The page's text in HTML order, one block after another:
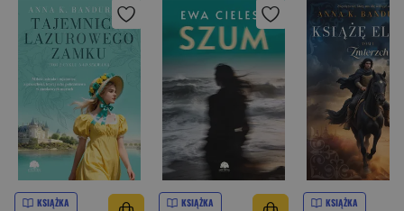
KSIĄŻKA KSIĄŻKA KSIĄŻKA